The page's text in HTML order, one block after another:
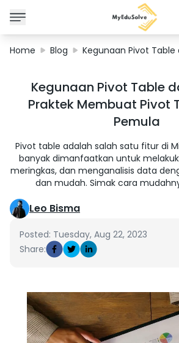
Corporate Solutions
Certifications
Shop
Profile
Home Blog Kegunaan Pivot
Kegunaan Pivot Table
Praktek Membuat Pivot
Pemula
Pivot table adalah salah satu fitur di
banyak dimanfaatkan untuk
meringkas, dan menganalisis data
dan mudah. Simak cara
Leo Bisma
Posted: Tuesday, Aug 22, 2023
Share: